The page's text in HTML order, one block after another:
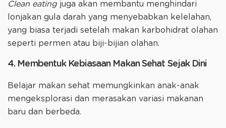
Clean eating juga akan membantu menghindari
lonjakan gula darah yang menyebabkan kelelahan,
yang biasa terjadi setelah makan karbohidrat olahan
seperti permen atau biji-bijian olahan.
4. Membentuk Kebiasaan Makan Sehat Sejak Dini
Belajar makan sehat memungkinkan anak-anak
mengeksplorasi dan merasakan variasi makanan
baru dan berbeda.